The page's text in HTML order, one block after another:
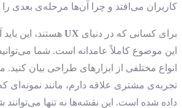
کاربران می‌افتد و چرا آن‌ها مرحله‌ی بعدی را
برای کسانی که در دنیای UX هستند، این
این موضوع کاملاً عامدانه است. شما
انواع مختلفی از ابزارهای طراحی بیان
‌داده‌ شده است. این نقشه‌ها نه تنها